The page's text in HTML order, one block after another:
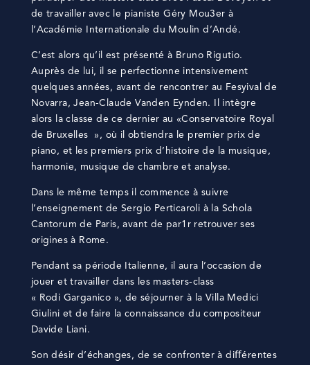
de travailler avec le pianiste Géry Mou3er à
l’Académie Internationale du Moulin d’Andé.
C’est alors qu’il est présenté à Bruno Rigutio.
Auprès de lui, il se perfectionne intensivement
quelques années, avant de rencontrer au Fesyival de
Novarra, Jean-Claude Vanden Eynden. Il intègre
alors la classe de ce dernier au «Conservatoire Royal
de Bruxelles », où il obtiendra le premier prix de
piano, et les premiers prix d’histoire de la musique,
harmonie, musique de chambre et analyse.
Dans le même temps il commence à suivre
l’enseignement de Sergio Perticaroli à la Schola
Cantorum de Paris, avant de par1r retrouver ses
origines à Rome.
Pendant sa période Italienne, il aura l’occasion de
jouer et travailler dans les masters-class
« Rodi Garganico », de séjourner à la Villa Medici
Giulini et de faire la connaissance du compositeur
Davide Liani.
Son désir d’échanges, de se confronter à diﬀérentes